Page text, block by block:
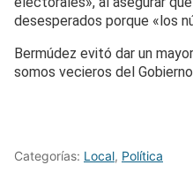
desesperados porque «los
Bermúdez evitó dar un
somos vecieros del
Categorías: Local, Política